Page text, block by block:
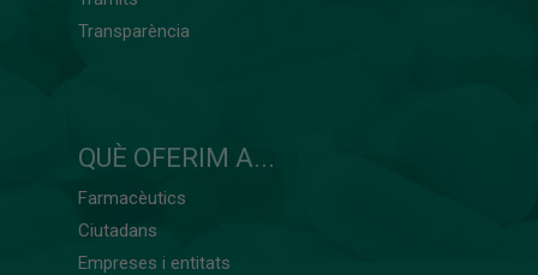
Transparència
QUÈ OFERIM A...
Farmacèutics
Ciutadans
Empreses i entitats